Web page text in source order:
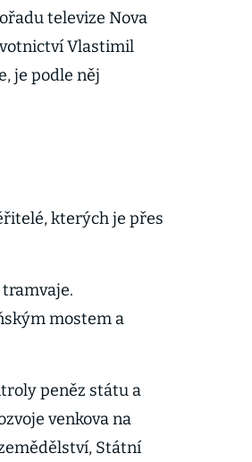
televize Nova
Vlastimil
je podle něj
kterých je přes
mostem a
peněz státu a
venkova na
Státní